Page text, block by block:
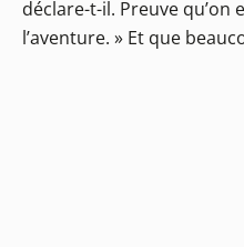
déclare-t-il. Preuve qu’on
l’aventure. » Et que